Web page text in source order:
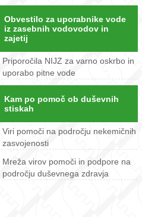
Obvestilo za uporabnike vode
iz zasebnih vodovodov in
zajetij
Priporočila NIJZ za varno oskrbo in
uporabo pitne vode
Kam po pomoč ob duševnih
stiskah
Viri pomoči na področju nekemičnih
zasvojenosti
Mreža virov pomoči in podpore na
področju duševnega zdravja